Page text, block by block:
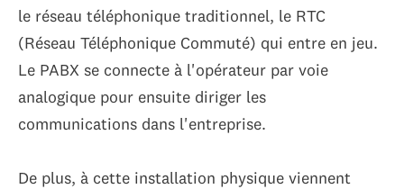
le réseau téléphonique traditionnel, le RTC
(Réseau Téléphonique Commuté) qui entre en jeu.
Le PABX se connecte à l'opérateur par voie
analogique pour ensuite diriger les
communications dans l'entreprise.
De plus, à cette installation physique viennent